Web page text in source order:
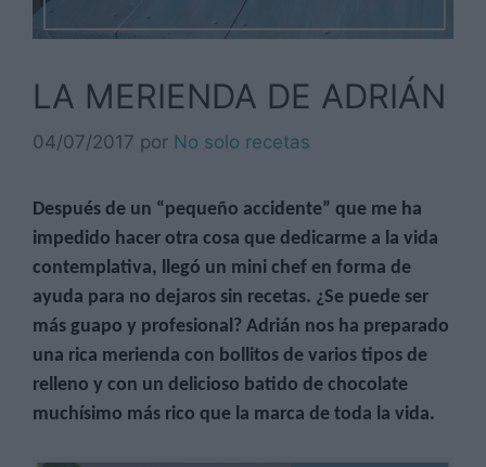
LA MERIENDA DE ADRIÁN
04/07/2017 por No solo recetas
Después de un “pequeño accidente” que me ha
impedido hacer otra cosa que dedicarme a la vida
contemplativa, llegó un mini chef en forma de
ayuda para no dejaros sin recetas. ¿Se puede ser
más guapo y profesional? Adrián nos ha preparado
una rica merienda con bollitos de varios tipos de
relleno y con un delicioso batido de chocolate
muchísimo más rico que la marca de toda la vida.